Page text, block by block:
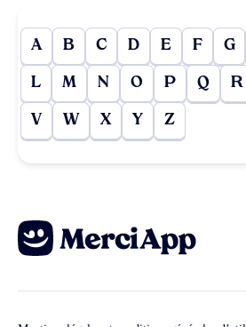
A B C D E F G
L M N O P Q R
V W X Y Z